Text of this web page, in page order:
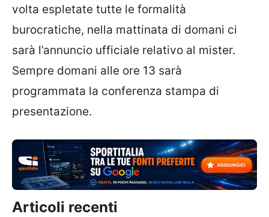
volta espletate tutte le formalità
burocratiche, nella mattinata di domani ci
sarà l’annuncio ufficiale relativo al mister.
Sempre domani alle ore 13 sarà
programmata la conferenza stampa di
presentazione.
Articoli recenti